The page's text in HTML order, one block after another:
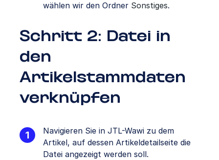
wählen wir den Ordner Sonstiges.
Schritt 2: Datei in
den
Artikelstammdaten
verknüpfen
Navigieren Sie in JTL-Wawi zu dem
Artikel, auf dessen Artikeldetailseite die
Datei angezeigt werden soll.